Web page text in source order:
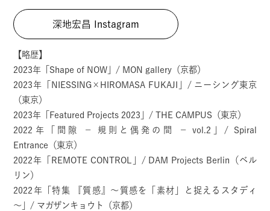
深地宏昌 Instagram
【略歴】
2023年「Shape of NOW」/ MON gallery（京都）
2023年「NIESSING×HIROMASA FUKAJI」/ ニーシング東京
（東京）
2023年「Featured Projects 2023」/ THE CAMPUS（東京）
2022年「間隙 － 規則と偶発の間 － vol.2」/ Spiral
Entrance（東京）
2022年「REMOTE CONTROL」/ DAM Projects Berlin（ベル
リン）
2022年「特集 『質感』～質感を「素材」と捉えるスタディ
～」/ マガザンキョウト（京都）